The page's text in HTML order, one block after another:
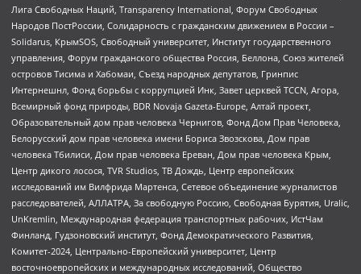
Лига Свободных Наций, Transparеncy International, Форум Свободных
Народов ПостРоссии, Солидарность с гражданским движением в России –
Solidarus, КрымSOS, Свободный университет, Институт государственного
управления, Форум гражданского общества Россия, Беллона, Союз жителей
островов Тисима и Хабомаи, Съезд народных депутатов, Гринпис
Интернешнл, Фонд борьбы с коррупцией Инк, Завет церквей TCCN, Агора,
Всемирный фонд природы, BDR Novaja Gazeta-Europe, Алтай проект,
Образовательный дом прав человека Чернигов, Фонд Дом Прав Человека,
Белорусский дом прав человека имени Бориса Звозскова, Дом прав
человека Тбилиси, Дом прав человека Ереван, Дом прав человека Крым,
Центр дикого лосося, TVR Studios, ТВ Дождь, Центр европейских
исследований им Вилфрида Мартенса, Сетевое объединение журналистов
расследователей, АЛЛАТРА, За свободную Россию, Свободная Бурятия, Uralic,
UnKremlin, Международная федерация транспортных рабочих, ИстЧам
Финланд, Гудзоновский институт, Фонд Демократического Развития,
Комитет-2024, Центрально-Европейский университет, Центр
восточноевропейских и международных исследований, Общество